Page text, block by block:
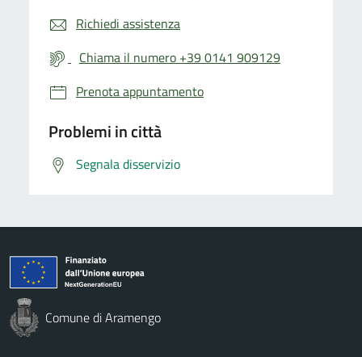
Richiedi assistenza
Chiama il numero +39 0141 909129
Prenota appuntamento
Problemi in città
Segnala disservizio
Comune di Aramengo